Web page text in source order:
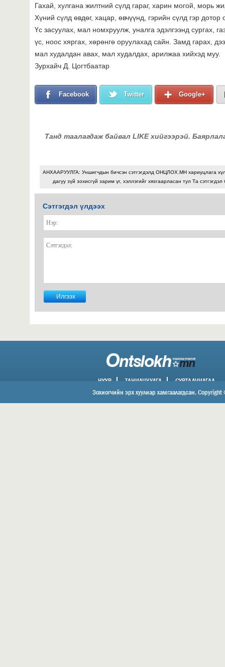
Гахай, хулгана жилтний сүлд гараг, харин могой, морь
Хүний сүлд өвдөг, хацар, өвчүүнд, гэрийн сүлд гэр
Үс засуулах, мал номхруулж, уналга эдэлгээнд сургах,
үс, ноос хяргах, хөрөнгө оруулахад сайн. Замд гарах,
мал худалдан авах, мал худалдах, арилжаа хийхэд муу.
Зурхайч Д. Цогтбаатар
Facebook Twitter Google+
Танд таалагдаж байвал LIKE хийгээрэй.
АНХААРУУЛГА: Уншигчдын бичсэн сэтгэгдэлд ОНЦЛОХ.МН хариуцлага
дагуу зүй зохисгүй зарим үг, хэллэгийг хязгаарласан тул Та
Сэтгэгдэл үлдээх
НҮҮР ТАНИЛЦУУЛГА СУРТАЛЧИЛГАА
ХОЛБОО БАРИХ
Зохиогчийн эрх хуулиар хамгаалагдсан.